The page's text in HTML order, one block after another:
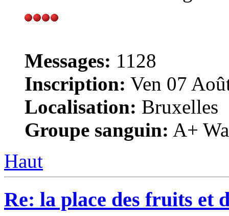
Messages: 1128
Inscription: Ven 07
Localisation: Bruxelles
Groupe sanguin: A+
Haut
Re: la place des fruits et